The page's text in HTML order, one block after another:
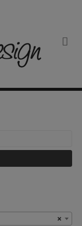
k
×